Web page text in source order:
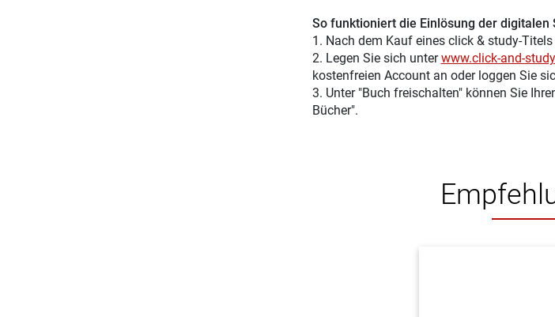
So funktioniert die Einlösung der digitalen
1. Nach dem Kauf eines click & study-
2. Legen Sie sich unterwww.click-and-
kostenfreien Account an oder loggen Sie
3. Unter "Buch freischalten" können Sie
Bücher".